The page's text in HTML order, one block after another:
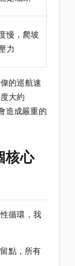
慢，爬坡
力
的巡航速
大約
造成嚴重的
核心
循環，我
點，所有